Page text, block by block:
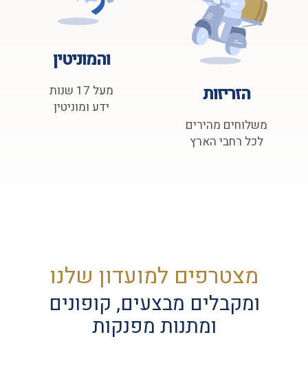
הזריזות
משלוחים מהירים
לכל רחבי הארץ
והמוניטין
מעל 17 שנות
ידע ומוניטין
מצטרפים למועדון שלנו
ומקבלים מבצעים, קופונים
ומתנות מפנקות